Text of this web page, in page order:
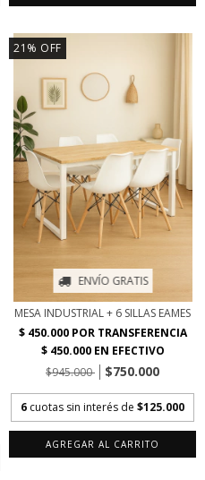
21 % OFF
ENVÍO GRATIS
MESA INDUSTRIAL + 6 SILLAS EAMES
$945.000 $750.000
6 cuotas sin interés de $125.000
AGREGAR AL CARRITO